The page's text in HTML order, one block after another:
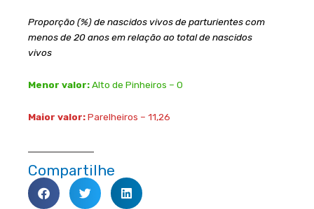
Proporção (%) de nascidos vivos de parturientes com
menos de 20 anos em relação ao total de nascidos
vivos
Menor valor:Alto de Pinheiros – 0
Maior valor:Parelheiros – 11,26
Compartilhe